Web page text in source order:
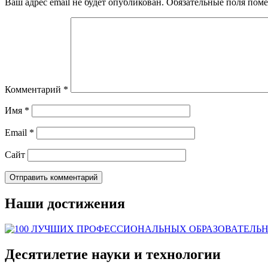
Ваш адрес email не будет опубликован. Обязательные поля
Комментарий *
Имя *
Email *
Сайт
Наши достижения
Десятилетие науки и технологии